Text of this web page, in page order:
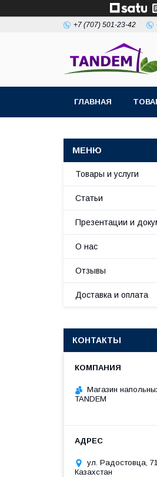
+7 (707) 501-23-42
ГЛАВНАЯ
Товары и услуги
Статьи
Презентации и
О нас
Отзывы
Доставка и оплата
КОНТАКТЫ
Магазин
TANDEM
ул. Радостовца,
Казахстан